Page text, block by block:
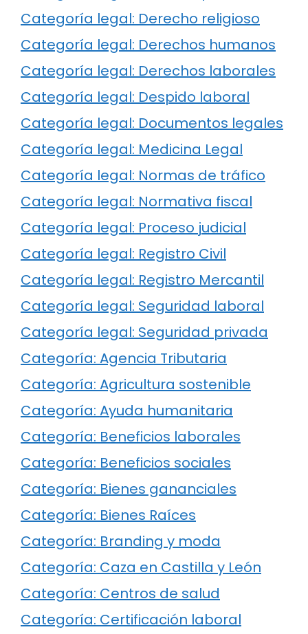
Categoría legal: Derecho religioso
Categoría legal: Derechos humanos
Categoría legal: Derechos laborales
Categoría legal: Despido laboral
Categoría legal: Documentos legales
Categoría legal: Medicina Legal
Categoría legal: Normas de tráfico
Categoría legal: Normativa fiscal
Categoría legal: Proceso judicial
Categoría legal: Registro Civil
Categoría legal: Registro Mercantil
Categoría legal: Seguridad laboral
Categoría legal: Seguridad privada
Categoría: Agencia Tributaria
Categoría: Agricultura sostenible
Categoría: Ayuda humanitaria
Categoría: Beneficios laborales
Categoría: Beneficios sociales
Categoría: Bienes gananciales
Categoría: Bienes Raíces
Categoría: Branding y moda
Categoría: Caza en Castilla y León
Categoría: Centros de salud
Categoría: Certificación laboral